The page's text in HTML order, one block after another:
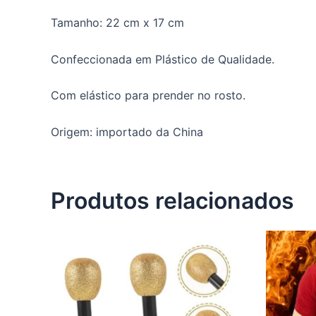
Tamanho: 22 cm x 17 cm
Confeccionada em Plástico de Qualidade.
Com elástico para prender no rosto.
Origem: importado da China
Produtos relacionados